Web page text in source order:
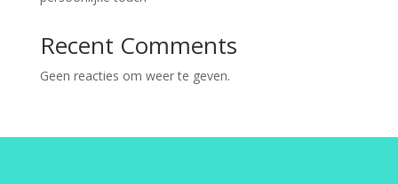
Recent Comments
Geen reacties om weer te geven.